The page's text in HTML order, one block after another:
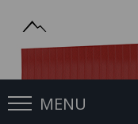
MENU